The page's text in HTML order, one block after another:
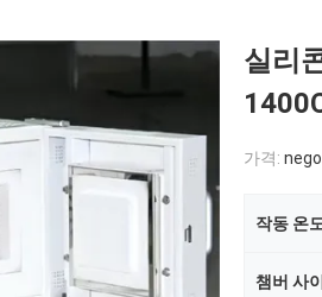
실리
가격:
작동 온
챔버 사